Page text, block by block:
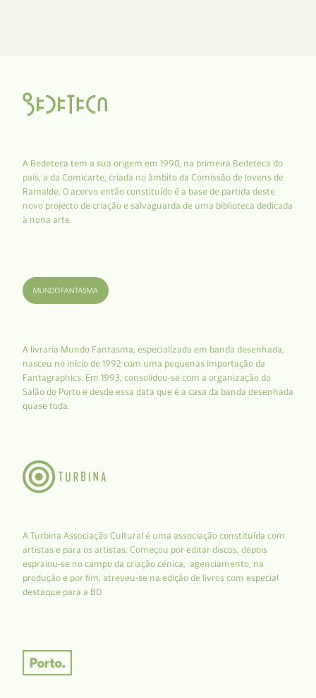
A Bedeteca tem a sua origem em 1990, na primeira Bedeteca do
país, a da Comicarte, criada no âmbito da Comissão de Jovens de
Ramalde. O acervo então constituído é a base de partida deste
novo projecto de criação e salvaguarda de uma biblioteca dedicada
à nona arte.
A livraria Mundo Fantasma, especializada em banda desenhada,
nasceu no início de 1992 com uma pequenas importação da
Fantagraphics. Em 1993, consolidou-se com a organização do
Salão do Porto e desde essa data que é a casa da banda desenhada
quase toda.
A Turbina Associação Cultural é uma associação constituída com
artistas e para os artistas. Começou por editar discos, depois
espraiou-se no campo da criação cénica, agenciamento, na
produção e por fim, atreveu-se na edição de livros com especial
destaque para a BD.